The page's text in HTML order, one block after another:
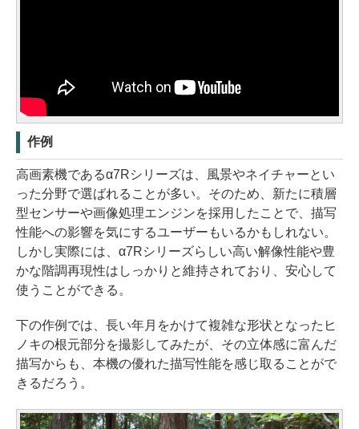
作例
高画素機であるα7Rシリーズは、風景やネイチャーとい
った分野で選ばれることが多い。そのため、新たに積層
型センサーや画像処理エンジンを採用したことで、描写
性能への影響を気にするユーザーもいるかもしれない。
しかし実際には、α7Rシリーズらしい高い解像性能や豊
かな階調再現性はしっかりと維持されており、安心して
使うことができる。
下の作例では、長い年月をかけて複雑な形状となったヒ
ノキの根元部分を撮影してみたが、その立体感に富んだ
描写からも、本機の優れた描写性能を感じ取ることがで
きるだろう。